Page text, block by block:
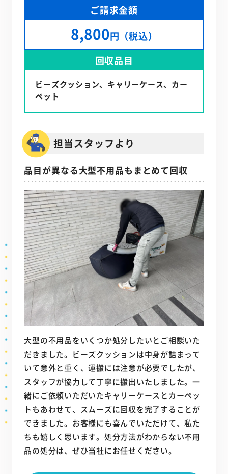
ご請求金額
8,800円（税込）
回収品目
ビーズクッション、キャリーケース、カー
ペット
担当スタッフより
品目が異なる大型不用品もまとめて回収
大型の不用品をいくつか処分したいとご相談いた
だきました。ビーズクッションは中身が詰まって
いて意外と重く、運搬には注意が必要でしたが、
スタッフが協力して丁寧に搬出いたしました。一
緒にご依頼いただいたキャリーケースとカーペッ
トもあわせて、スムーズに回収を完了することが
できました。お客様にも喜んでいただけて、私た
ちも嬉しく思います。処分方法がわからない不用
品の処分は、ぜひ当社にお任せください。